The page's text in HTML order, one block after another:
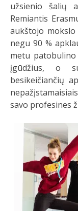
užsienio šalių
Remiantis
aukštojo
negu 90 %
metu
įgūdžius, o
besikeičiančių
savo profesines